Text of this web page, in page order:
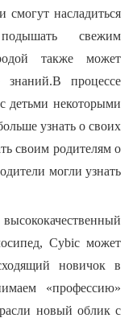
насладиться
свежим
также может
знаний.В процессе
детьми некоторыми
узнать о своих
своим родителям о
могли узнать
Cybic может
новичок в
«профессию»
новый облик с